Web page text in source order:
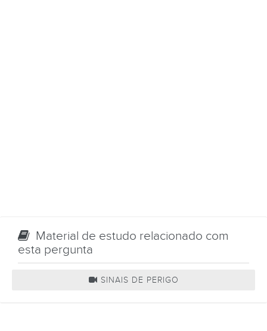
Material de estudo relacionado com
esta pergunta
SINAIS DE PERIGO